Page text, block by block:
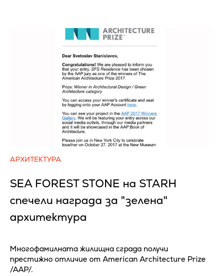
АРХИТЕКТУРА
SEA FOREST STONE на STARH
спечели награда за "зелена"
архитектура
Многофамилната жилищна сграда получи
престижно отличие от American Architecture Prize
/AAP/.